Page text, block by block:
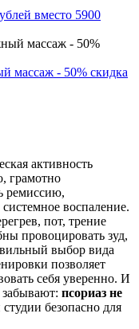
вместо 5900
массаж - 50% скидка
активность
грамотно
ремиссию,
воспаление.
пот, трение
провоцировать зуд,
выбор вида
позволяет
себя уверенно. И
псориаз не
безопасно для